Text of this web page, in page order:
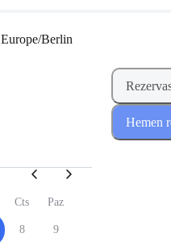
Europe/Berlin
Cts Paz
8 9
Hemen